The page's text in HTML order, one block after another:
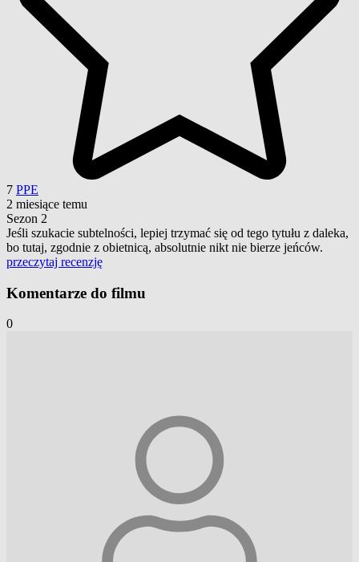
7 PPE
2 miesiące temu
Sezon 2
Jeśli szukacie subtelności, lepiej trzymać się od tego tytułu z daleka,
bo tutaj, zgodnie z obietnicą, absolutnie nikt nie bierze jeńców.
przeczytaj recenzję
Komentarze do filmu
0